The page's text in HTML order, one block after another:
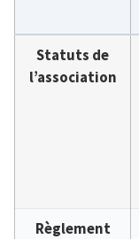
Statuts de
l’association
Règlement